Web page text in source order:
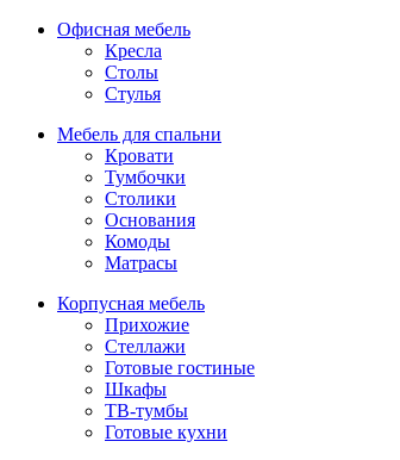
Офисная мебель
Кресла
Столы
Стулья
Мебель для спальни
Кровати
Тумбочки
Столики
Основания
Комоды
Матрасы
Корпусная мебель
Прихожие
Стеллажи
Готовые гостиные
Шкафы
ТВ-тумбы
Готовые кухни